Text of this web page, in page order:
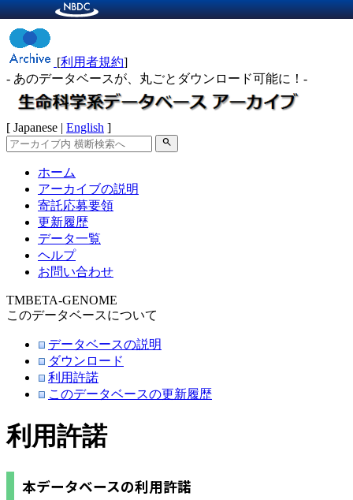
[利用者規約]
- あのデータベースが、丸ごとダウンロード可能に！-
[ Japanese | English ]
search
ホーム
アーカイブの説明
寄託応募要領
更新履歴
データ一覧
ヘルプ
お問い合わせ
TMBETA-GENOME
このデータベースについて
データベースの説明
ダウンロード
利用許諾
このデータベースの更新履歴
利用許諾
本データベースの利用許諾